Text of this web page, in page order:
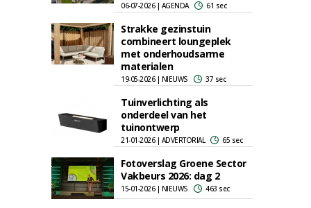
06-07-2026 | AGENDA 61 sec
Strakke gezinstuin
combineert loungeplek
met onderhoudsarme
materialen
19-05-2026 | NIEUWS 37 sec
Tuinverlichting als
onderdeel van het
tuinontwerp
21-01-2026 | ADVERTORIAL 65 sec
Fotoverslag Groene Sector
Vakbeurs 2026: dag 2
15-01-2026 | NIEUWS 463 sec